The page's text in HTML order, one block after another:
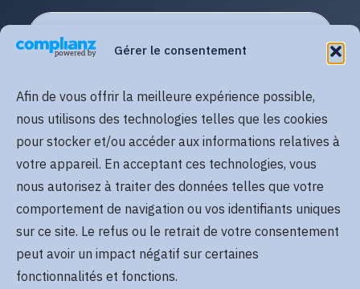
Gérer le consentement
Afin de vous offrir la meilleure expérience possible,
nous utilisons des technologies telles que les cookies
pour stocker et/ou accéder aux informations relatives à
votre appareil. En acceptant ces technologies, vous
nous autorisez à traiter des données telles que votre
comportement de navigation ou vos identifiants uniques
sur ce site. Le refus ou le retrait de votre consentement
peut avoir un impact négatif sur certaines
fonctionnalités et fonctions.
Se rappeler de moi
Mot de passe oublié
Me connecter